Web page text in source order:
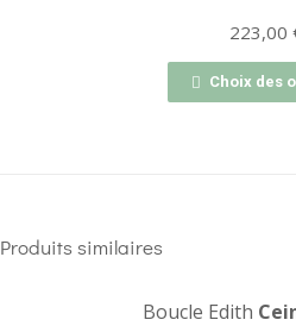
223,00
Choix des
Produits similaires
Boucle Edith